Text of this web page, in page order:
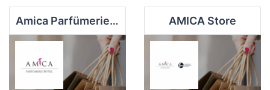
Amica Parfümerie Bittel e.K. AMICA Store